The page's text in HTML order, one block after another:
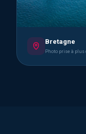
Bretagne
Photo prise à plus